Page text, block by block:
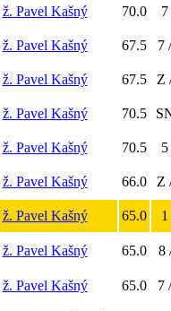
ž. Pavel Kašný 70.0
ž. Pavel Kašný 67.5 7
ž. Pavel Kašný 67.5 Z
ž. Pavel Kašný 70.5
ž. Pavel Kašný 70.5
ž. Pavel Kašný 66.0 Z
ž. Pavel Kašný 65.0
ž. Pavel Kašný 65.0 8
ž. Pavel Kašný 65.0 7